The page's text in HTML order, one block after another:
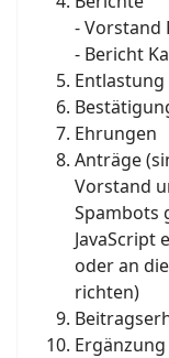
- Vorstand
- Bericht
Ehrungen
Anträge
Vorstand
Spambots
JavaScript
oder an
richten)